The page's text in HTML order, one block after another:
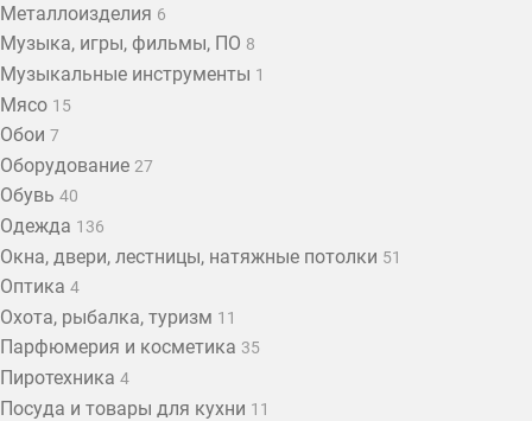
Металлоизделия 6
Музыка, игры, фильмы, ПО 8
Музыкальные инструменты 1
Мясо 15
Обои 7
Оборудование 27
Обувь 40
Одежда 136
Окна, двери, лестницы, натяжные потолки 51
Оптика 4
Охота, рыбалка, туризм 11
Парфюмерия и косметика 35
Пиротехника 4
Посуда и товары для кухни 11